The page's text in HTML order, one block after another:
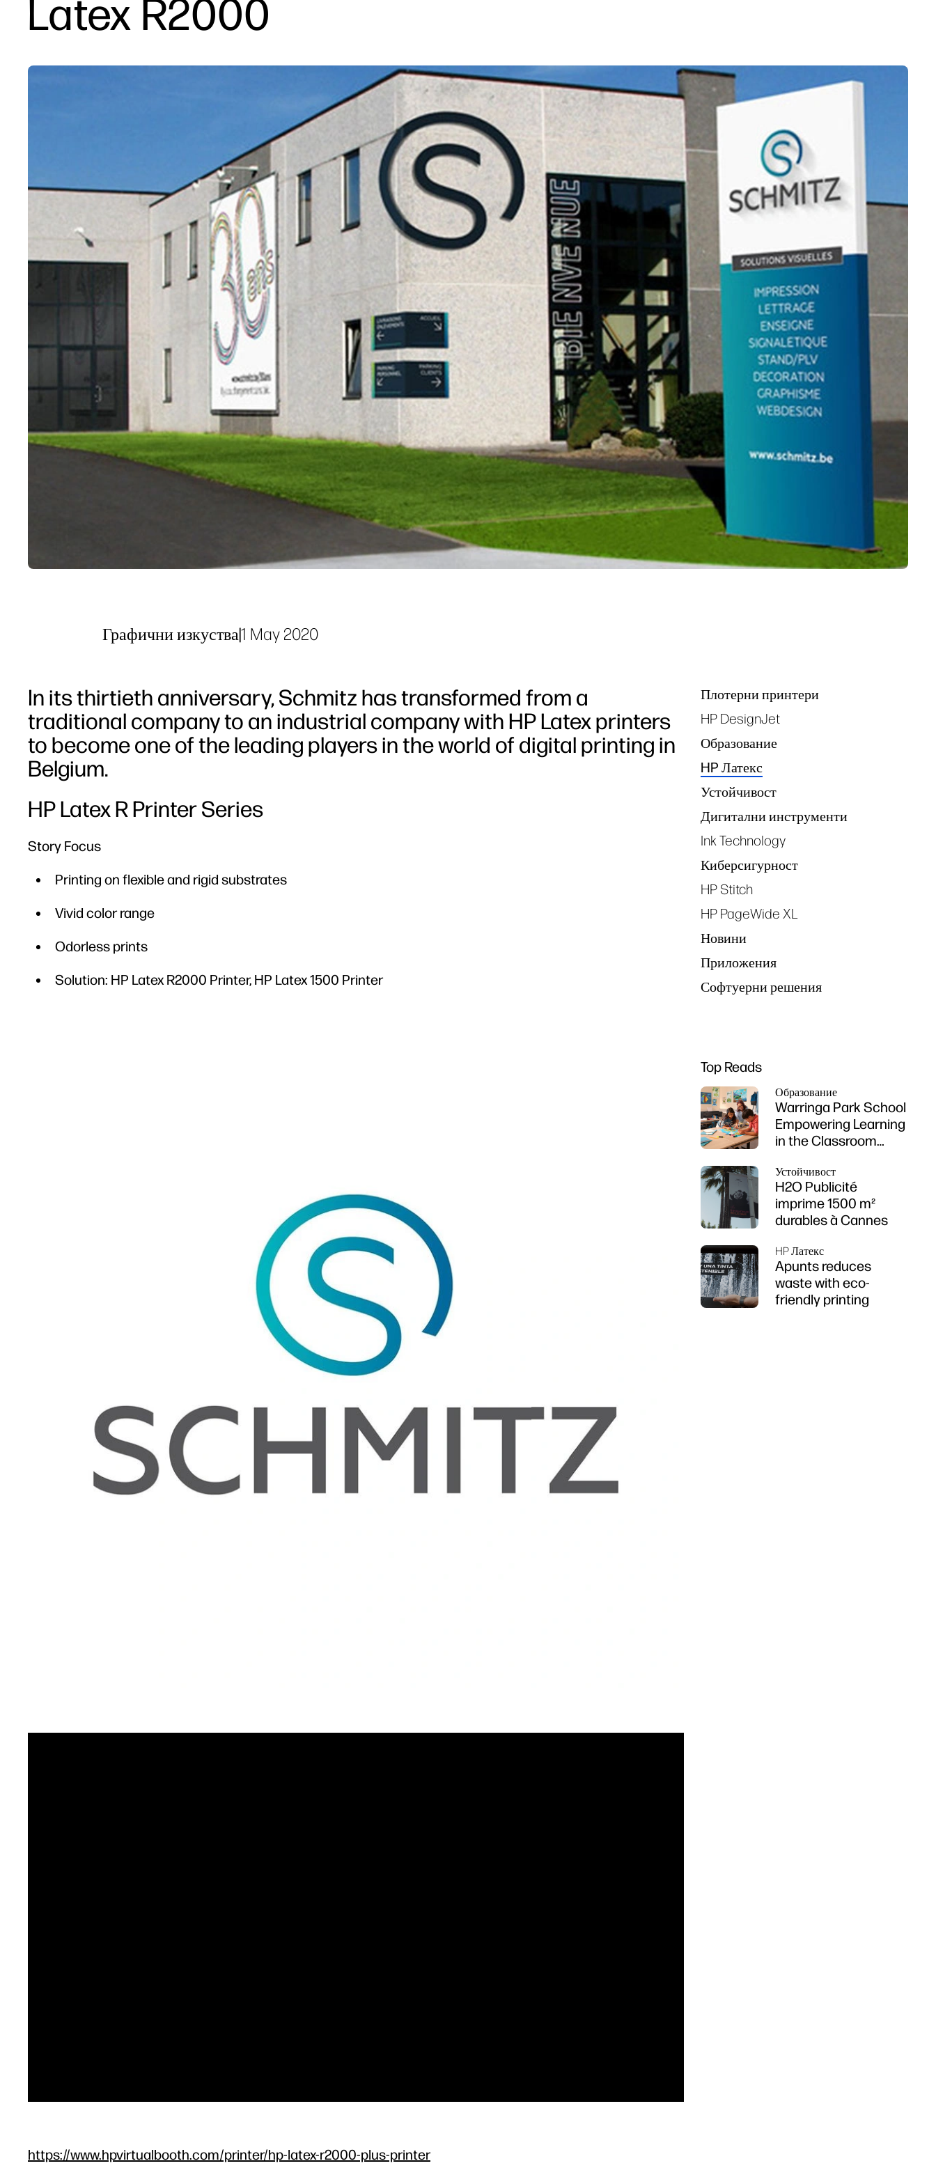
Latex R2000
Графични изкуства|1 May 2020
In its thirtieth anniversary, Schmitz has transformed from a
traditional company to an industrial company with HP Latex printers
to become one of the leading players in the world of digital printing in
Belgium.
HP Latex R Printer Series
Story Focus
Printing on flexible and rigid substrates
Vivid color range
Odorless prints
Solution: HP Latex R2000 Printer, HP Latex 1500 Printer
https://www.hpvirtualbooth.com/printer/hp-latex-r2000-plus-printer
Tags
Плотерни принтери
HP DesignJet
Образование
HP Латекс
Устойчивост
Дигитални инструменти
Ink Technology
Киберсигурност
HP Stitch
HP PageWide XL
Новини
Приложения
Софтуерни решения
Top Reads
Образование
Warringa Park School
Empowering Learning
in the Classroom
Z6 series printer
Устойчивост
H2O Publicité
imprime 1500 m²
durables à Cannes
HP Латекс
Apunts reduces
waste with eco-
friendly printing